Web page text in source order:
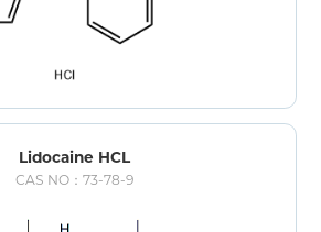
Lidocaine HCL
CAS NO：73-78-9